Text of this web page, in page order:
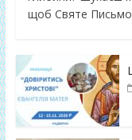
щоб Святе Письмо